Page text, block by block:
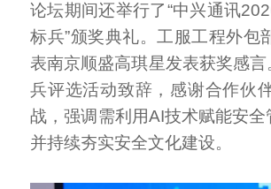
论坛期间还举行了“中兴通讯
标兵”颁奖典礼。工服工程外
表南京顺盛高琪星发表获奖感
兵评选活动致辞，感谢合作伙
战，强调需利用AI技术赋能安
并持续夯实安全文化建设。